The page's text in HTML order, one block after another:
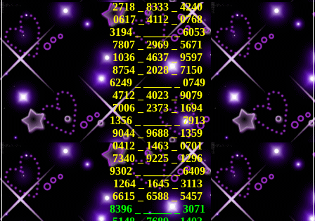
2718 _ 8333 _ 4240
0617 _ 4112 _ 0768
3194 _ _____ _ 6053
7807 _ 2969 _ 5671
1036 _ 4637 _ 9597
8754 _ 2028 _ 7150
6249 _ _____ _ 0749
4712 _ 4023 _ 9079
7006 _ 2373 _ 1694
1356 _ _____ _ 7913
9044 _ 9688 _ 1359
0412 _ 1463 _ 0701
7340 _ 9225 _ 1296
9302 _ _____ _ 6409
1264 _ 1645 _ 3113
6615 _ 6588 _ 5457
8396 _ _____ _ 3071